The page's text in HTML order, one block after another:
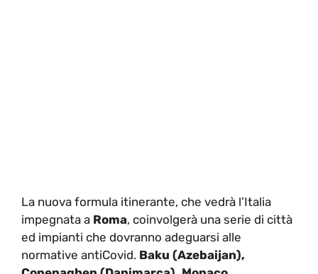
La nuova formula itinerante, che vedrà l’Italia
impegnata a Roma, coinvolgerà una serie di città
ed impianti che dovranno adeguarsi alle
normative antiCovid. Baku (Azebaijan),